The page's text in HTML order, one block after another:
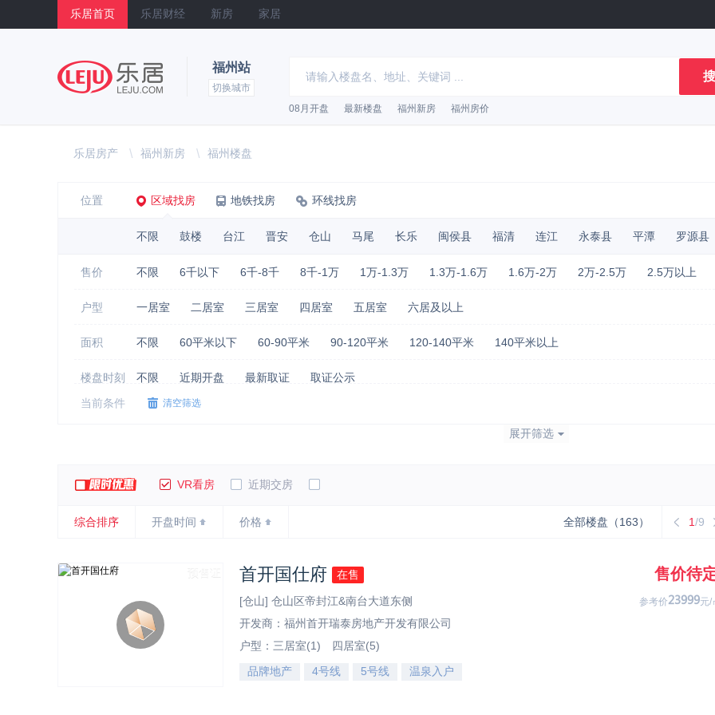
乐居首页 乐居财经 新房 家居
福州站
切换城市
08月开盘 最新楼盘 福州新房 福州房价
乐居房产 \ 福州新房 \ 福州楼盘
位置 区域找房 地铁找房 环线找房
不限 鼓楼 台江 晋安 仓山 马尾 长乐 闽侯县 福清 连江 永泰县 平潭 罗源县
售价 不限 6千以下 6千-8千 8千-1万 1万-1.3万 1.3万-1.6万 1.6万-2万 2万-2.5万 2.5万以上
户型 一居室 二居室 三居室 四居室 五居室 六居及以上
面积 不限 60平米以下 60-90平米 90-120平米 120-140平米 140平米以上
楼盘时刻 不限 近期开盘 最新取证 取证公示
物业类型 不限
特色 品牌地产 刚需盘 改善盘
当前条件 清空筛选
展开筛选
VR看房 近期交房
综合排序 开盘时间 价格 全部楼盘（163） 1/9
首开国仕府 在售
[仓山] 仓山区帝封江&南台大道东侧
开发商：福州首开瑞泰房地产开发有限公司
户型： 三居室(1)
四居室(5)
品牌地产
4号线 5号线 温泉入户
售价待
参考价46111元/